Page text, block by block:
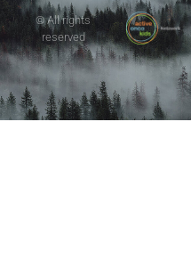
© All rights
reserved